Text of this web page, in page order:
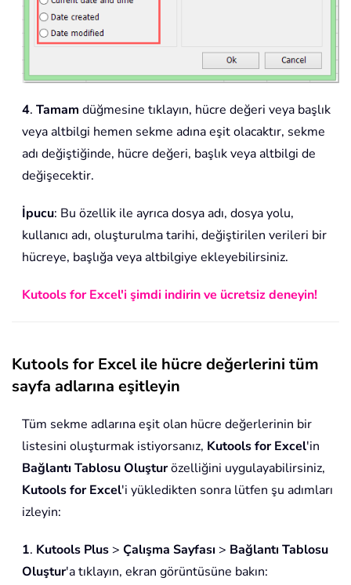
4. Tamam düğmesine tıklayın, hücre değeri veya başlık
veya altbilgi hemen sekme adına eşit olacaktır, sekme
adı değiştiğinde, hücre değeri, başlık veya altbilgi de
değişecektir.
İpucu: Bu özellik ile ayrıca dosya adı, dosya yolu,
kullanıcı adı, oluşturulma tarihi, değiştirilen verileri bir
hücreye, başlığa veya altbilgiye ekleyebilirsiniz.
Kutools for Excel'i şimdi indirin ve ücretsiz deneyin!
Kutools for Excel ile hücre değerlerini tüm
sayfa adlarına eşitleyin
Tüm sekme adlarına eşit olan hücre değerlerinin bir
listesini oluşturmak istiyorsanız, Kutools for Excel'in
Bağlantı Tablosu Oluşturözelliğini uygulayabilirsiniz,
Kutools for Excel'i yükledikten sonra lütfen şu adımları
izleyin:
1. Kutools Plus > Çalışma Sayfası > Bağlantı Tablosu
Oluştur'a tıklayın, ekran görüntüsüne bakın: